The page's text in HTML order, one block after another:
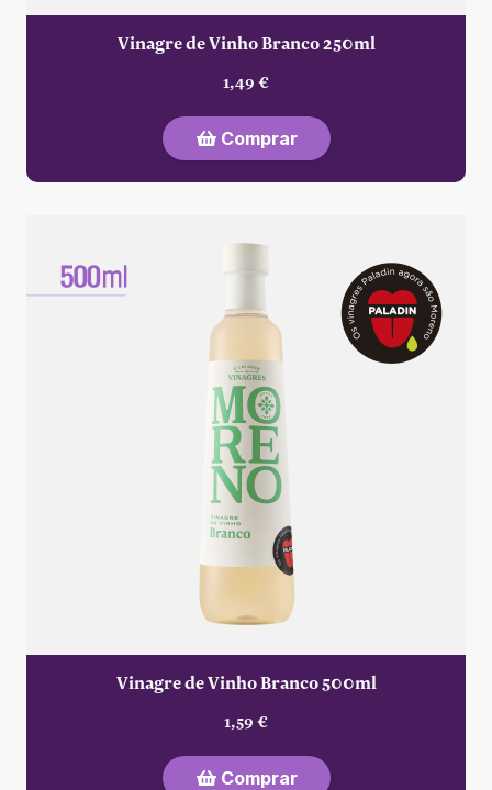
Vinagre de Vinho Branco 250ml
1,49 €
Comprar
Vinagre de Vinho Branco 500ml
1,59 €
Comprar